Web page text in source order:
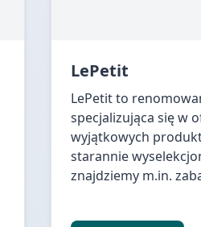
LePetit
LePetit to
specjalizująca się w
wyjątkowych
starannie
znajdziemy m.in.